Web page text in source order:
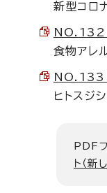
新型コロ
NO.132
食物アレ
NO.133
ヒトスジ
PDF
ト（新